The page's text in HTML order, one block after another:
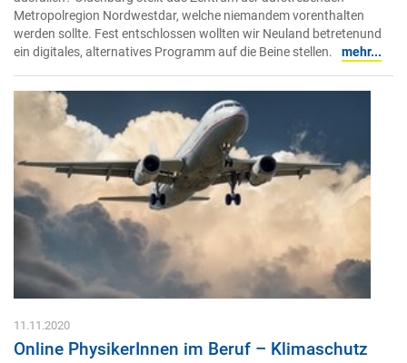
Metropolregion Nordwestdar, welche niemandem vorenthalten
werden sollte. Fest entschlossen wollten wir Neuland betretenund
ein digitales, alternatives Programm auf die Beine stellen.
mehr...
11.11.2020
Online PhysikerInnen im Beruf – Klimaschutz